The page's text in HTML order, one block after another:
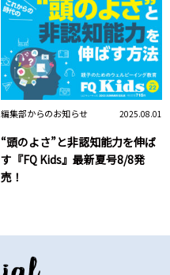
編集部からのお知らせ 2025.08.01
“頭のよさ”と非認知能力を伸ば
す『FQ Kids』最新夏号8/8発
売！